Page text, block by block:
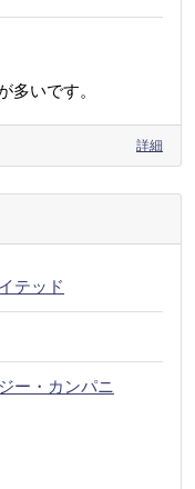
多いです。
詳細
テッド
ー・カンパニ